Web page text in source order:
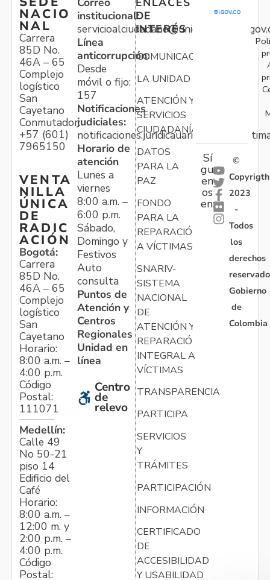
NACIO
NAL
Carrera
85D No.
46A – 65
Complejo
logístico
San
Cayetano
Conmutador:
+57 (601)
7965150
VENTA
NILLA
ÚNICA
DE
RADIC
ACIÓN
Bogotá:
Carrera
85D No.
46A – 65
Complejo
logístico
San
Cayetano
Horario:
8:00 a.m. –
4:00 p.m.
Código
Postal:
111071
Medellín:
Calle 49
No 50-21
piso 14
Edificio del
Café
Horario:
8:00 a.m. –
12:00 m. y
2:00 p.m. –
4:00 p.m.
Código
Postal:
institucional:
Línea
anticorrupción:
Desde
móvil o fijo:
157
Notificaciones
judiciales:
Horario de
atención
Lunes a
viernes
8:00 a.m. –
6:00 p.m.
Sábado,
Domingo y
Festivos
Auto
consulta
Puntos de
Atención y
Centros
Regionales
Unidad en
línea
Centro
de
relevo
DE
INTERÉS
COMUNICACIONES
LA UNIDAD
ATENCIÓN Y
SERVICIOS
CIUDADANÍA
DATOS
PARA LA
PAZ
FONDO
PARA LA
REPARACIÓN
A VÍCTIMAS
SNARIV-
SISTEMA
NACIONAL
DE
ATENCIÓN Y
REPARACIÓN
INTEGRAL A
VÍCTIMAS
TRANSPARENCIA
PARTICIPA
SERVICIOS
Y
TRÁMITES
PARTICIPACIÓN
INFORMACIÓN
CERTIFICADO
DE
ACCESIBILIDAD
Y USABILIDAD
Sí
gu
en
os
en:
©
Copyrigth
2023
-
Todos
los
derechos
Gobierno
de
Colombia